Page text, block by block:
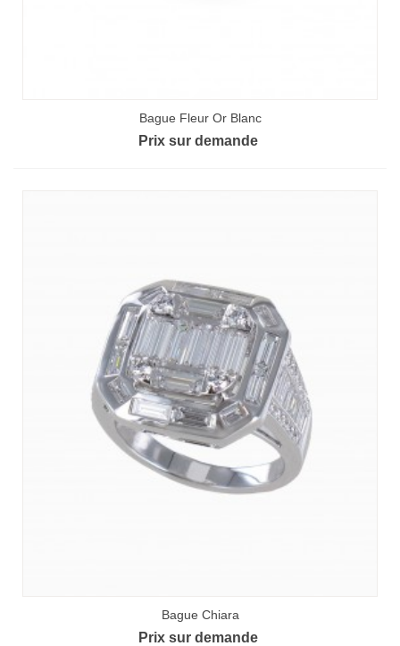
Bague Fleur Or Blanc
Prix sur demande
Bague Chiara
Prix sur demande